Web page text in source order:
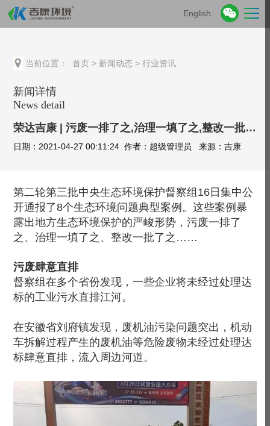
English.
当前位置： 首页 > 新闻动态 >行业资讯
新闻详情
News detail
荣达吉康 | 污废一排了之,治理一填了之,整改一批了之…生态环保岂能如此“了之”
日期：2021-04-27 00:11:24 作者：超级管理员 来源：吉康
第二轮第三批中央生态环境保护督察组16日集中公
开通报了8个生态环境问题典型案例。这些案例暴
露出地方生态环境保护的严峻形势，污废一排了
之、治理一填了之、整改一批了之……
污废肆意直排
督察组在多个省份发现，一些企业将未经过处理达
标的工业污水直排江河。
在安徽省刘府镇发现，废机油污染问题突出，机动
车拆解过程产生的废机油等危险废物未经过处理达
标肆意直排，流入周边河道。